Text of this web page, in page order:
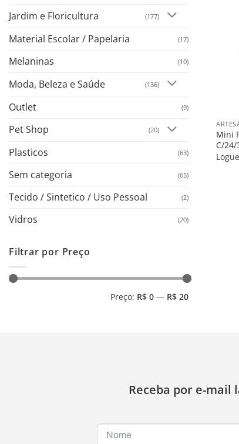
Jardim e Floricultura (177)
Material Escolar / Papelaria (17)
Melaninas (10)
Moda, Beleza e Saúde (136)
Outlet (9)
Pet Shop (20)
Plasticos (63)
Sem categoria (65)
Tecido / Sintetico / Uso Pessoal (2)
Vidros (20)
Filtrar por Preço
Preço: R$ 0 — R$ 20
Mini
C/24/
Receba por e-mail